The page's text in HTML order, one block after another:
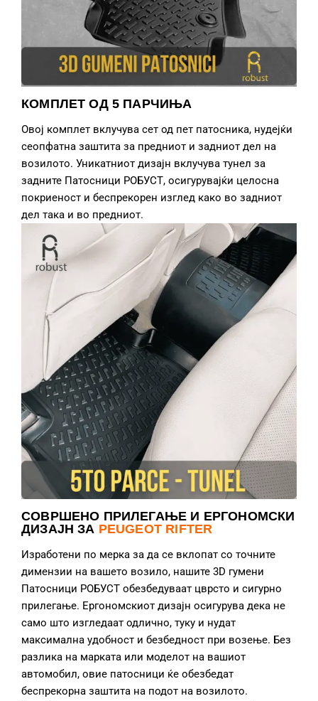
КОМПЛЕТ ОД 5 ПАРЧИЊА
Овој комплет вклучува сет од пет патосника, нудејќи
сеопфатна заштита за предниот и задниот дел на
возилото. Уникатниот дизајн вклучува тунел за
задните Патосници РОБУСТ, осигурувајќи целосна
покриеност и беспрекорен изглед како во задниот
дел така и во предниот.
СОВРШЕНО ПРИЛЕГАЊЕ И ЕРГОНОМСКИ
ДИЗАЈН ЗА PEUGEOT RIFTER
Изработени по мерка за да се вклопат со точните
димензии на вашето возило, нашите 3D гумени
Патосници РОБУСТ обезбедуваат цврсто и сигурно
прилегање. Ергономскиот дизајн осигурува дека не
само што изгледаат одлично, туку и нудат
максимална удобност и безбедност при возење. Без
разлика на марката или моделот на вашиот
автомобил, овие патосници ќе обезбедат
беспрекорна заштита на подот на возилото.